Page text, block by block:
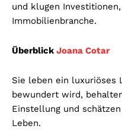
und klugen
Immobilienbranche.
Überblick Joana Cotar
Sie leben ein luxuriöses
bewundert wird,
Einstellung und
Leben.